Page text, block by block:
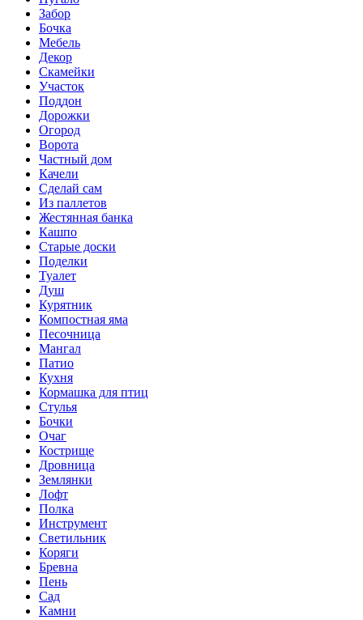
Забор
Бочка
Мебель
Декор
Скамейки
Участок
Поддон
Дорожки
Огород
Ворота
Частный дом
Качели
Сделай сам
Из паллетов
Жестянная банка
Кашпо
Старые доски
Поделки
Туалет
Душ
Курятник
Компостная яма
Песочница
Мангал
Патио
Кухня
Кормашка для птиц
Стулья
Бочки
Очаг
Кострище
Дровница
Землянки
Лофт
Полка
Инструмент
Светильник
Коряги
Бревна
Пень
Сад
Камни